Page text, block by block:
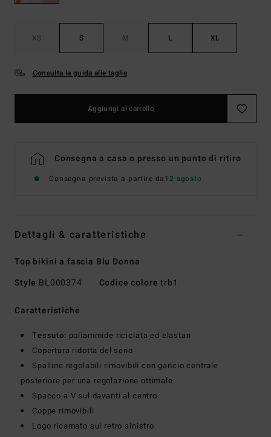
XS S M L XL
Consulta la guida alle taglie
Aggiungi al carrello
Consegna a casa o presso un punto di ritiro
Consegna prevista a partire da12 agosto
Dettagli & caratteristiche
Top bikini a fascia Blu Donna
Style BL000374 Codice colore trb1
Caratteristiche
Tessuto: poliammide riciclata ed elastan
Copertura ridotta del seno
Spalline regolabili rimovibili con gancio centrale
posteriore per una regolazione ottimale
Spacco a V sul davanti al centro
Coppe rimovibili
Logo ricamato sul retro sinistro